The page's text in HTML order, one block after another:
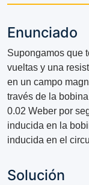
Enunciado
Supongamos que
vueltas y una
en un campo
través de la
0.02 Weber por
inducida en la
inducida en el
Solución